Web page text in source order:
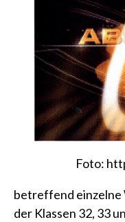
Foto:
betreffend einzelne
der Klassen 32, 33